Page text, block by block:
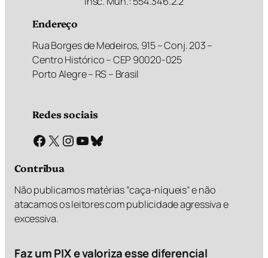
Endereço
Rua Borges de Medeiros, 915 – Conj. 203 –
Centro Histórico – CEP 90020-025
Porto Alegre – RS – Brasil
Redes sociais
Facebook X Instagram Youtube Bluesky
Contribua
Não publicamos matérias “caça-níqueis” e não
atacamos os leitores com publicidade agressiva e
excessiva.
Faz um PIX e valoriza esse diferencial